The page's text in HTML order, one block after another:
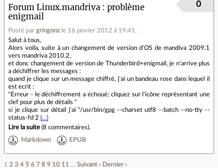
Forum Linux.mandriva
problème
enigmail
Posté par gringonz le 16 janvier 2012 à 19:41 .
0
Salut à tous,
Alors voila, suite à un changement de version d'OS de mandiva 2009.1
vers mandriva 2010.2,
et donc changement de version de Thunderbird+enigmail, je n'arrive plus
a déchiffrer les messages :
quand je clique sur un message chiffré, j'ai un bandeau rose dans lequel il
est ecrit :
"Erreur - le déchiffrement a échoué; cliquez sur l'icône représentant une
clef pour plus de détails "
si je clique sur détail j'ai "/usr/bin/gpg --charset utf8 --batch --no-tty --
status-fd 2 (…)
Lire la suite (8 commentaires).
Markdown EPUB
1 2 3 4 5 6 7 8 9 10 11 … Suivant › Dernier ›